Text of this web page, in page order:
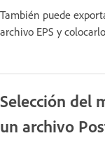
También puede
archivo EPS y
Selección del
un archivo